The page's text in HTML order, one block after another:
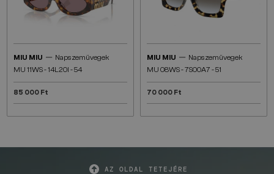
MIU MIU — Napszemüvegek
MU 11WS - 14L20I - 54
85 000 Ft
MIU MIU — Napszemüvegek
MU 08WS - 7S00A7 - 51
70 000 Ft
AZ OLDAL TETEJÉRE